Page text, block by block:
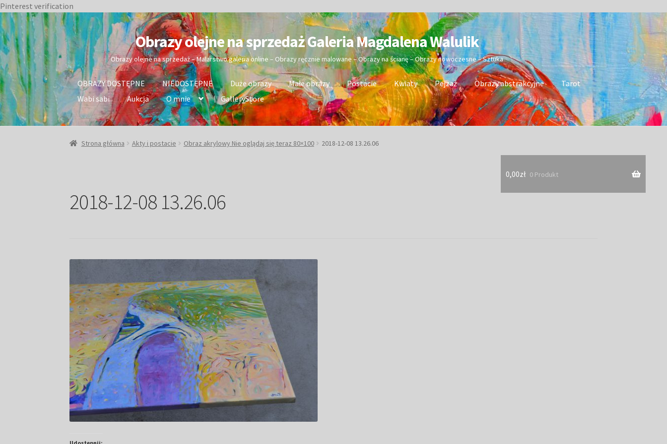
Pinterest verification
Przejdź
do
nawigacji
Przejdź
do
treści
Obrazy olejne na sprzedaż Galeria Magdalena Walulik
Obrazy olejne na sprzedaż – Malarstwo galeria online – Obrazy ręcznie malowane – Obrazy na ścianę – Obrazy nowoczesne – Sztuka
OBRAZY DOSTĘPNE NIEDOSTĘPNE Duże obrazy Małe obrazy Postacie Kwiaty Pejzaż Obrazy abstrakcyjne
Tarot
Wabi sabi
Aukcja O mnie GalleryStore
0,00zł 0 Produkt
Strona główna Akty i postacie Obraz akrylowy Nie oglądaj się teraz 80×100 2018-12-08 13.26.06
2018-12-08 13.26.06